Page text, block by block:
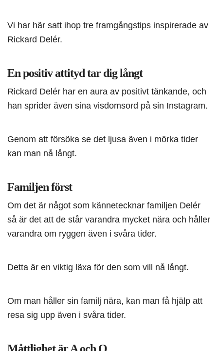
Vi har här satt ihop tre framgångstips inspirerade av
Rickard Delér.
En positiv attityd tar dig långt
Rickard Delér har en aura av positivt tänkande, och
han sprider även sina visdomsord på sin Instagram.
Genom att försöka se det ljusa även i mörka tider
kan man nå långt.
Familjen först
Om det är något som kännetecknar familjen Delér
så är det att de står varandra mycket nära och håller
varandra om ryggen även i svåra tider.
Detta är en viktig läxa för den som vill nå långt.
Om man håller sin familj nära, kan man få hjälp att
resa sig upp även i svåra tider.